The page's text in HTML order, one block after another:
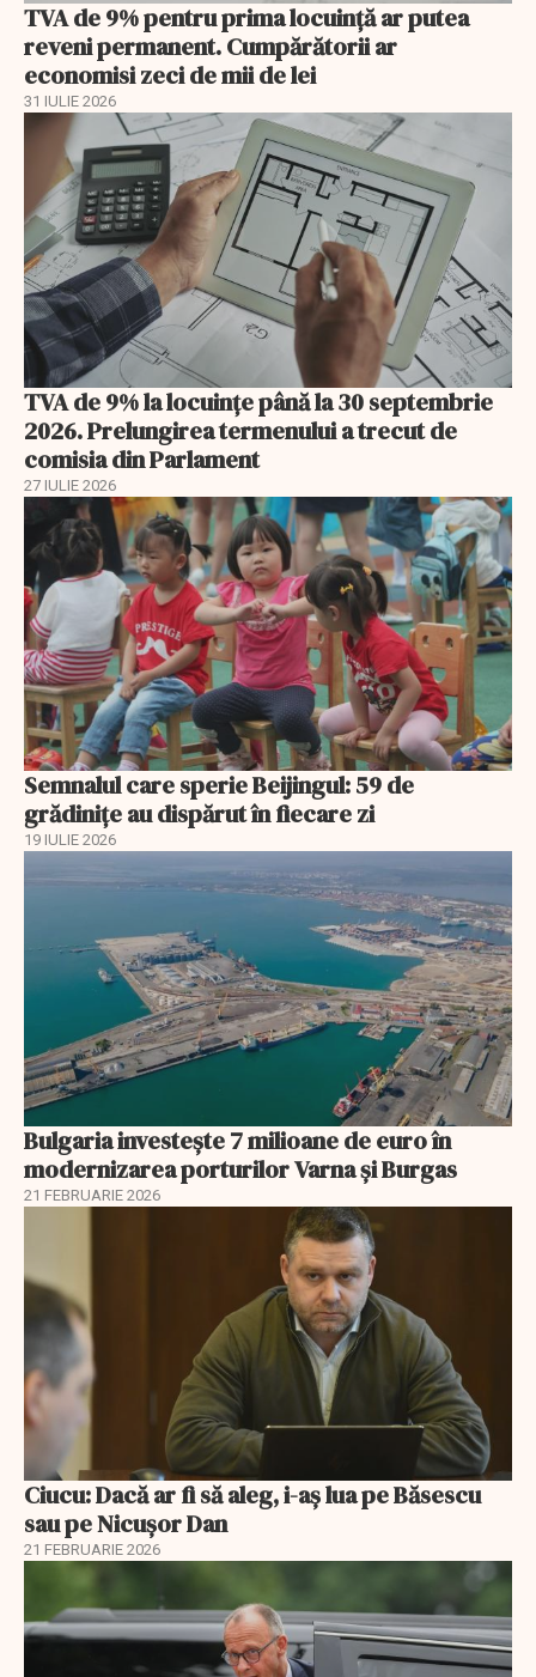
TVA de 9% pentru prima locuință ar putea
reveni permanent. Cumpărătorii ar
economisi zeci de mii de lei
31 IULIE 2026
TVA de 9% la locuințe până la 30 septembrie
2026. Prelungirea termenului a trecut de
comisia din Parlament
27 IULIE 2026
Semnalul care sperie Beijingul: 59 de
grădinițe au dispărut în fiecare zi
19 IULIE 2026
Bulgaria investește 7 milioane de euro în
modernizarea porturilor Varna și Burgas
21 FEBRUARIE 2026
Ciucu: Dacă ar fi să aleg, i-aș lua pe Băsescu
sau pe Nicușor Dan
21 FEBRUARIE 2026